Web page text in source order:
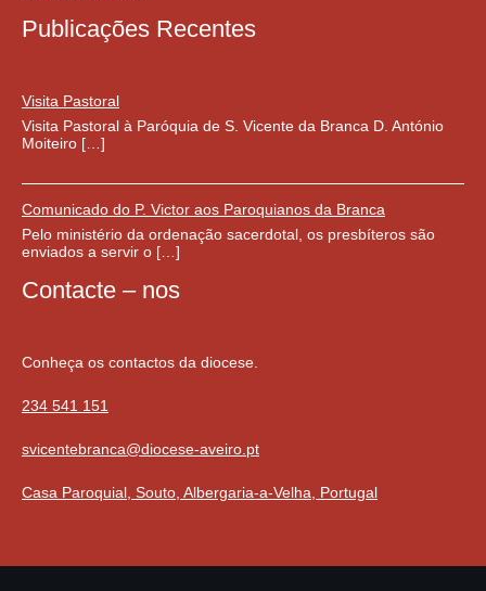
Publicações Recentes
Visita Pastoral
Visita Pastoral à Paróquia de S. Vicente da Branca D. António
Moiteiro […]
Comunicado do P. Victor aos Paroquianos da Branca
Pelo ministério da ordenação sacerdotal, os presbíteros são
enviados a servir o […]
Contacte – nos
Conheça os contactos da diocese.
234 541 151
svicentebranca@diocese-aveiro.pt
Casa Paroquial, Souto, Albergaria-a-Velha, Portugal